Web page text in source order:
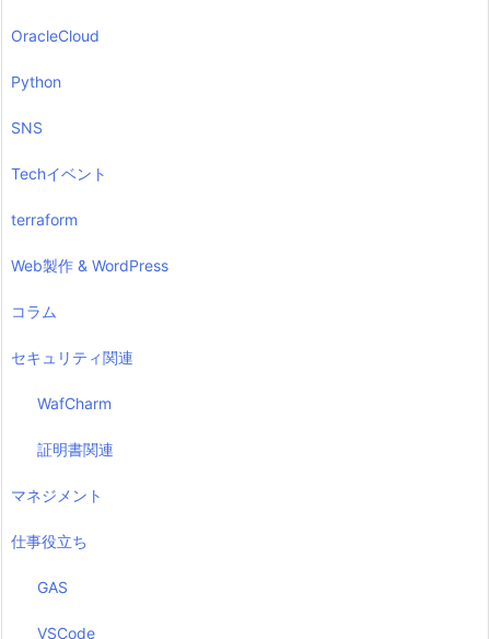
OracleCloud
Python
SNS
Techイベント
terraform
Web製作 & WordPress
コラム
セキュリティ関連
WafCharm
証明書関連
マネジメント
仕事役立ち
GAS
VSCode